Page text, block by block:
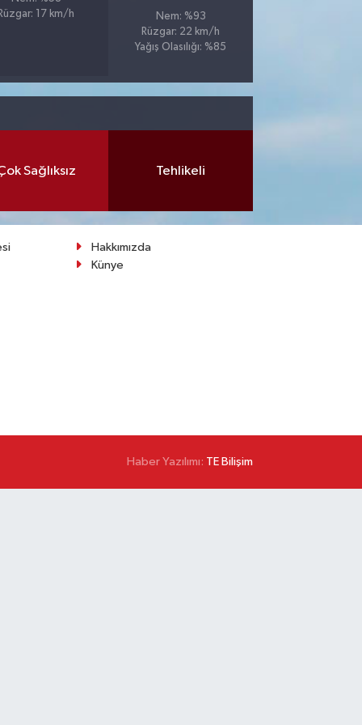
17 km/h
Nem: %93
Rüzgar: 22 km/h
Yağış Olasılığı: %85
Sağlıksız Tehlikeli
Hakkımızda
Künye
Haber Yazılımı: TE Bilişim